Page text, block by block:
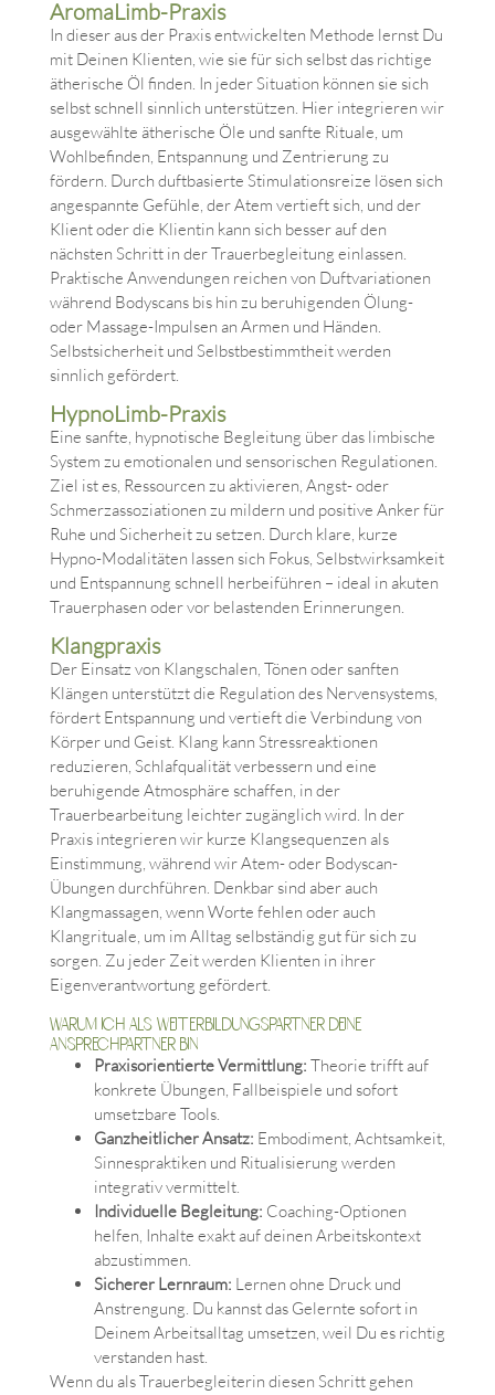
AromaLimb-Praxis
In dieser aus der Praxis entwickelten Methode lernst Du
mit Deinen Klienten, wie sie für sich selbst das richtige
ätherische Öl finden. In jeder Situation können sie sich
selbst schnell sinnlich unterstützen. Hier integrieren wir
ausgewählte ätherische Öle und sanfte Rituale, um
Wohlbefinden, Entspannung und Zentrierung zu
fördern. Durch duftbasierte Stimulationsreize lösen sich
angespannte Gefühle, der Atem vertieft sich, und der
Klient oder die Klientin kann sich besser auf den
nächsten Schritt in der Trauerbegleitung einlassen.
Praktische Anwendungen reichen von Duftvariationen
während Bodyscans bis hin zu beruhigenden Ölung-
oder Massage-Impulsen an Armen und Händen.
Selbstsicherheit und Selbstbestimmtheit werden
sinnlich gefördert.
HypnoLimb-Praxis
Eine sanfte, hypnotische Begleitung über das limbische
System zu emotionalen und sensorischen Regulationen.
Ziel ist es, Ressourcen zu aktivieren, Angst- oder
Schmerzassoziationen zu mildern und positive Anker für
Ruhe und Sicherheit zu setzen. Durch klare, kurze
Hypno-Modalitäten lassen sich Fokus, Selbstwirksamkeit
und Entspannung schnell herbeiführen – ideal in akuten
Trauerphasen oder vor belastenden Erinnerungen.
Klangpraxis
Der Einsatz von Klangschalen, Tönen oder sanften
Klängen unterstützt die Regulation des Nervensystems,
fördert Entspannung und vertieft die Verbindung von
Körper und Geist. Klang kann Stressreaktionen
reduzieren, Schlafqualität verbessern und eine
beruhigende Atmosphäre schaffen, in der
Trauerbearbeitung leichter zugänglich wird. In der
Praxis integrieren wir kurze Klangsequenzen als
Einstimmung, während wir Atem- oder Bodyscan-
Übungen durchführen. Denkbar sind aber auch
Klangmassagen, wenn Worte fehlen oder auch
Klangrituale, um im Alltag selbständig gut für sich zu
sorgen. Zu jeder Zeit werden Klienten in ihrer
Eigenverantwortung gefördert.
Warum ich als Weiterbildungspartner deine
Ansprechpartner bin
Praxisorientierte Vermittlung: Theorie trifft auf
konkrete Übungen, Fallbeispiele und sofort
umsetzbare Tools.
Ganzheitlicher Ansatz: Embodiment, Achtsamkeit,
Sinnespraktiken und Ritualisierung werden
integrativ vermittelt.
Individuelle Begleitung: Coaching-Optionen
helfen, Inhalte exakt auf deinen Arbeitskontext
abzustimmen.
Sicherer Lernraum: Lernen ohne Druck und
Anstrengung. Du kannst das Gelernte sofort in
Deinem Arbeitsalltag umsetzen, weil Du es richtig
verstanden hast.
Wenn du als Trauerbegleiterin diesen Schritt gehen